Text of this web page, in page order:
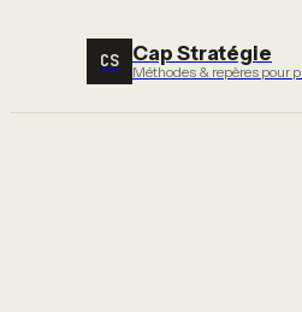
CS Cap Stratégie
Méthodes & repères pour